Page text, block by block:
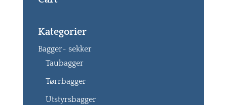
Kategorier
Bagger- sekker
Taubagger
Tørrbagger
Utstyrsbagger